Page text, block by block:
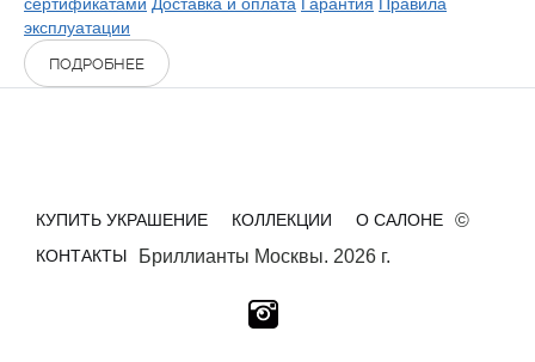
сертификатами Доставка и оплата Гарантия Правила
эксплуатации
ПОДРОБНЕЕ
КУПИТЬ УКРАШЕНИЕ КОЛЛЕКЦИИ
О САЛОНЕ
КОНТАКТЫ
©
Бриллианты Москвы. 2026 г.